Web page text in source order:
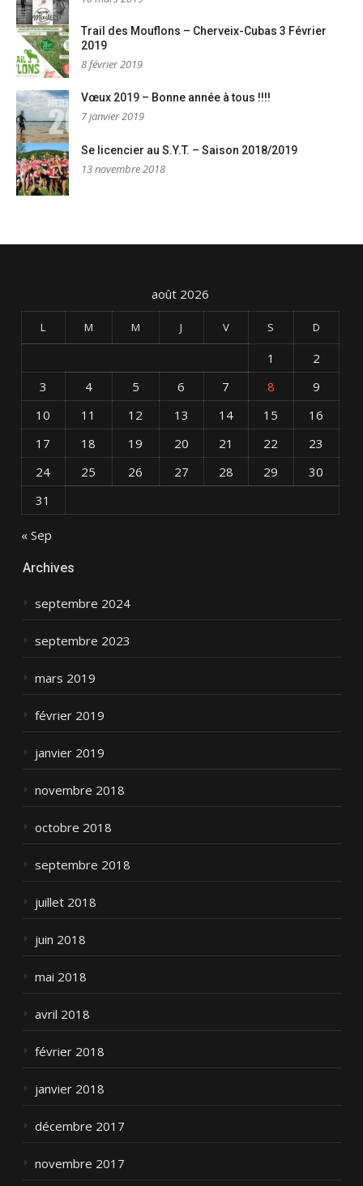
Trail des Mouflons – Cherveix-Cubas 3 Février
2019
8 février 2019
Vœux 2019 – Bonne année à tous !!!!
7 janvier 2019
Se licencier au S.Y.T. – Saison 2018/2019
13 novembre 2018
août 2026
L M M J V S D
1
2
3
4 5 6 7 8
9
10
11 12 13 14 15
16
17
18 19 20 21 22
23
24
25 26 27 28 29
30
31
« Sep
Archives
septembre 2024
septembre 2023
mars 2019
février 2019
janvier 2019
novembre 2018
octobre 2018
septembre 2018
juillet 2018
juin 2018
mai 2018
avril 2018
février 2018
janvier 2018
décembre 2017
novembre 2017